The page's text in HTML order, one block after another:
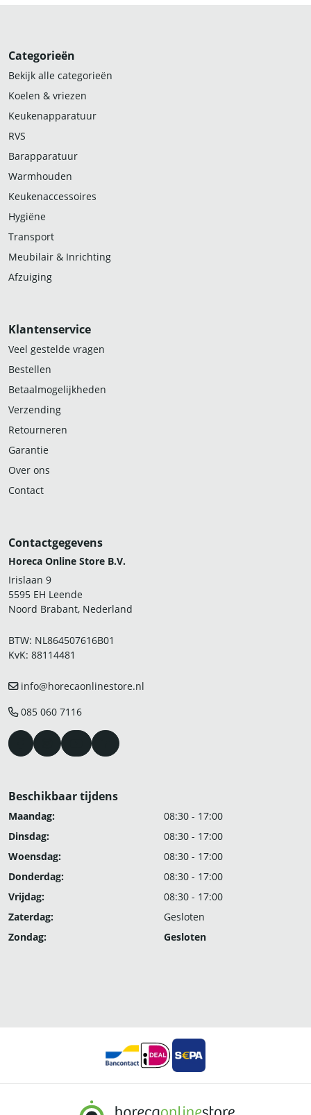
Categorieën
Bekijk alle categorieën
Koelen & vriezen
Keukenapparatuur
RVS
Barapparatuur
Warmhouden
Keukenaccessoires
Hygiëne
Transport
Meubilair & Inrichting
Afzuiging
Klantenservice
Veel gestelde vragen
Bestellen
Betaalmogelijkheden
Verzending
Retourneren
Garantie
Over ons
Contact
Contactgegevens
Horeca Online Store B.V.
Irislaan 9
5595 EH Leende
Noord Brabant, Nederland
BTW: NL864507616B01
KvK: 88114481
info@horecaonlinestore.nl
085 060 7116
Beschikbaar tijdens
Maandag:
08:30 - 17:00
Dinsdag:
08:30 - 17:00
Woensdag:
08:30 - 17:00
Donderdag:
08:30 - 17:00
Vrijdag:
08:30 - 17:00
Zaterdag:
Gesloten
Zondag:
Gesloten